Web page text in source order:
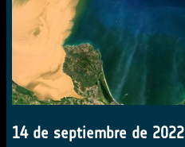
14 de septiembre de 2022